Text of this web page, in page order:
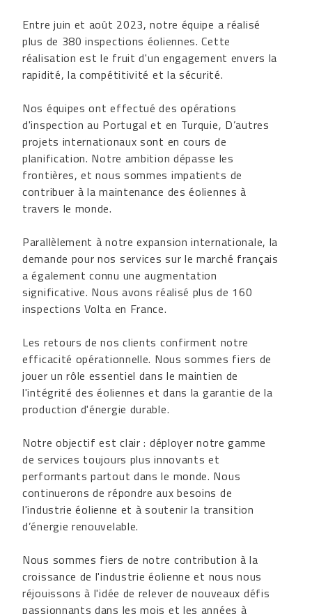
Entre juin et août 2023, notre équipe a réalisé
plus de 380 inspections éoliennes. Cette
réalisation est le fruit d'un engagement envers la
rapidité, la compétitivité et la sécurité.
Nos équipes ont effectué des opérations
d'inspection au Portugal et en Turquie, D’autres
projets internationaux sont en cours de
planification. Notre ambition dépasse les
frontières, et nous sommes impatients de
contribuer à la maintenance des éoliennes à
travers le monde.
Parallèlement à notre expansion internationale, la
demande pour nos services sur le marché français
a également connu une augmentation
significative. Nous avons réalisé plus de 160
inspections Volta en France.
Les retours de nos clients confirment notre
efficacité opérationnelle. Nous sommes fiers de
jouer un rôle essentiel dans le maintien de
l'intégrité des éoliennes et dans la garantie de la
production d'énergie durable.
Notre objectif est clair : déployer notre gamme
de services toujours plus innovants et
performants partout dans le monde. Nous
continuerons de répondre aux besoins de
l'industrie éolienne et à soutenir la transition
d’énergie renouvelable.
Nous sommes fiers de notre contribution à la
croissance de l'industrie éolienne et nous nous
réjouissons à l'idée de relever de nouveaux défis
passionnants dans les mois et les années à